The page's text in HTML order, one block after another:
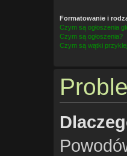
Formatowanie i
Czym są ogłoszenia
Czym są ogłoszenia?
Czym są wątki